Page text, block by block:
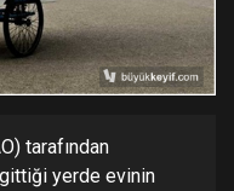
tarafından
yerde evinin